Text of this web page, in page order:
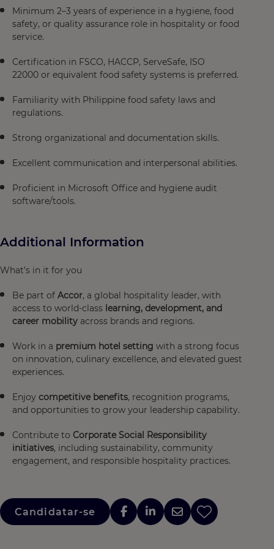
Minimum 2–3 years of experience in a hygiene, food
safety, or quality assurance role in hospitality or food
service.
Certification in FSCO, HACCP, ServeSafe, ISO
22000 or equivalent food safety systems is preferred.
Familiarity with Philippine food safety laws and
regulations.
Strong organizational and documentation skills.
Excellent communication and interpersonal abilities.
Proficient in Microsoft Office and hygiene audit
software/tools.
Additional Information
What’s in it for you
Be part of Accor, a global hospitality leader, with
access to world-class learning, development, and
career mobility across brands and regions.
Work in a premium hotel setting with a strong focus
on innovation, culinary excellence, and elevated guest
experiences.
Enjoy competitive benefits, recognition programs,
and opportunities to grow your leadership capability.
Contribute to Corporate Social Responsibility
initiatives, including sustainability, community
engagement, and responsible hospitality practices.
Candidatar-se